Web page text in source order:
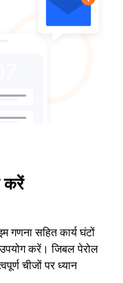
करें
गणना सहित कार्य घंटों
करें। जिबल पेरोल
चीजों पर ध्यान